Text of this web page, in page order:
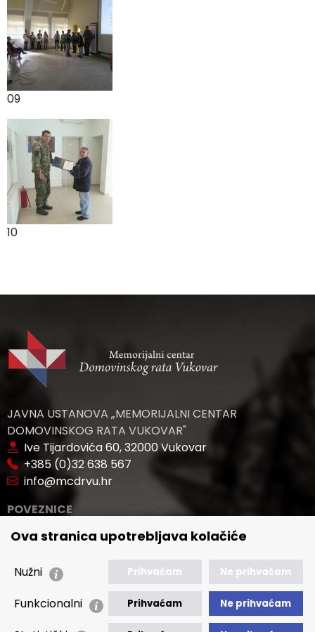
Ova stranica upotrebljava kolačiće
Nužni Prihvaćam Ne prihvaćam
Funkcionalni Prihvaćam Ne prihvaćam
09
10
JAVNA USTANOVA „MEMORIJALNI CENTAR
DOMOVINSKOG RATA VUKOVAR"
Ive Tijardovića 60, 32000 Vukovar
+385 (0)32 638 567
info@mcdrvu.hr
POVEZNICE
🢒 Novosti
🢒 Akti
🢒 Javna nabava